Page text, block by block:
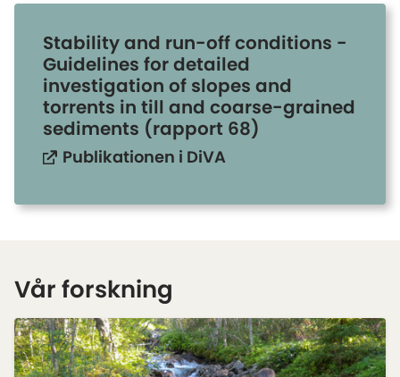
Stability and run-off conditions -
Guidelines for detailed
investigation of slopes and
torrents in till and coarse-grained
sediments (rapport 68)
Publikationen i DiVA
Vår forskning